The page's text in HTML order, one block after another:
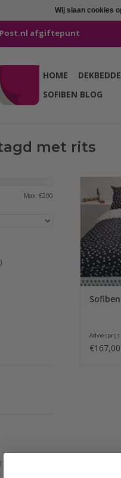
afgiftepunt
HOME
SOFIBEN BLOG
met rits
Max: €200
Dots
van
met
Adviesprijs:
€167,00
Wij slaan cookies